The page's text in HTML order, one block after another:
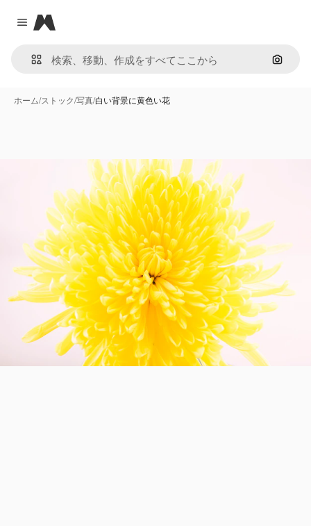
Close menu
Magnific
画像で
ホーム/ストック/写真/白い背景に黄色い花